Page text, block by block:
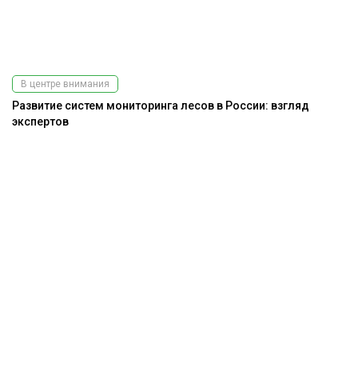
В центре внимания
Развитие систем мониторинга лесов в России: взгляд
экспертов